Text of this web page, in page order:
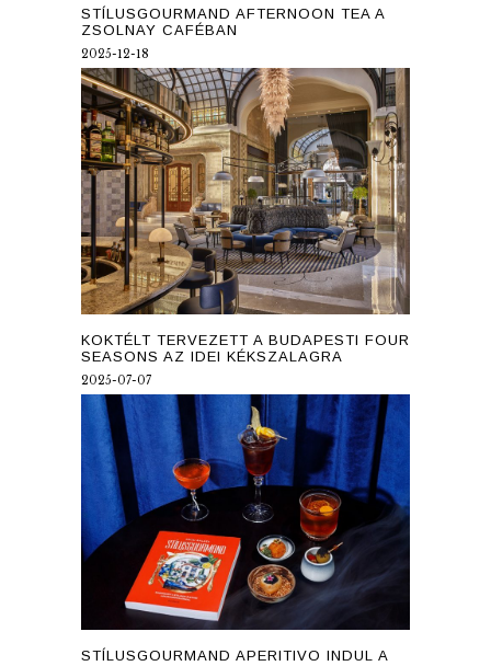
STÍLUSGOURMAND AFTERNOON TEA A
ZSOLNAY CAFÉBAN
2025-12-18
KOKTÉLT TERVEZETT A BUDAPESTI FOUR
SEASONS AZ IDEI KÉKSZALAGRA
2025-07-07
STÍLUSGOURMAND APERITIVO INDUL A